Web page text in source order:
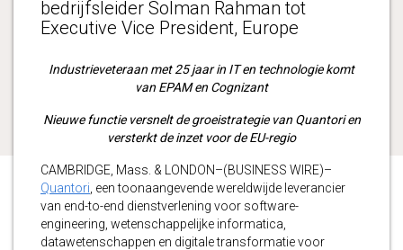
bedrijfsleider Solman Rahman tot
Executive Vice President, Europe
Industrieveteraan met 25 jaar in IT en technologie komt
van EPAM en Cognizant
Nieuwe functie versnelt de groeistrategie van Quantori en
versterkt de inzet voor de EU-regio
CAMBRIDGE, Mass. & LONDON–(BUSINESS WIRE)–
Quantori , een toonaangevende wereldwijde leverancier
van end-to-end dienstverlening voor software-
engineering, wetenschappelijke informatica,
datawetenschappen en digitale transformatie voor